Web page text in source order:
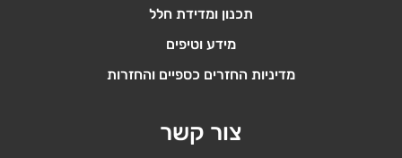
צור קשר
תכנון ומדידת חלל
מידע וטיפים
מדיניות החזרים כספיים והחזרות